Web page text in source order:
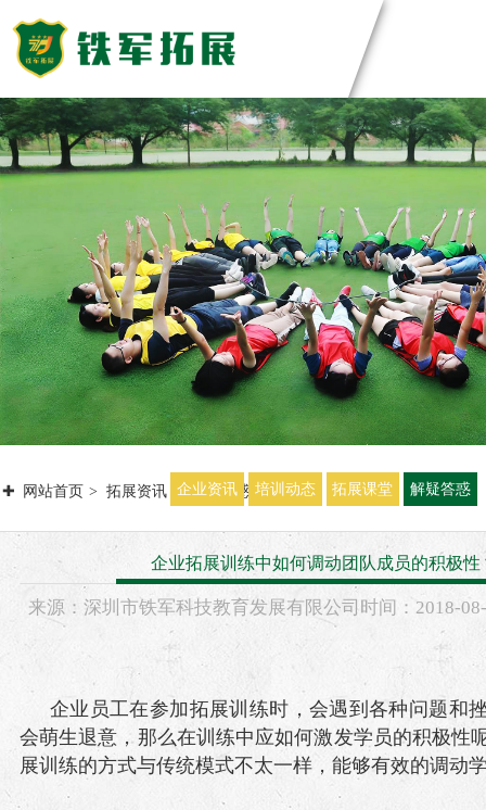
主题团建活动
领导力系列
主题团建系列
匠人制作系列
音乐释压系列
数字团建系列
文化赋能系列
组织运动系列
团建基地
深圳基地
东莞基地
惠州基地
佛山基地
清远基地
河源基地
案例展示
创新科技公司
生产制造企业
银行保险证券
服务顾问资询
教培政企机构
定制化方案
视频中心
教练团队
联系我们
网站首页 拓展资讯 解疑答惑
企业资讯 培训动态 拓展课堂 解疑答惑
企业拓展训练中如何调动团队成员的积极性
来源： 深圳市铁军科技教育发展有限公司 时间： 2018-
企业员工在参加拓展训练时，会遇到各种问题和
会萌生退意，那么在训练中应如何激发学员的积极性
展训练的方式与传统模式不太一样，能够有效的调动